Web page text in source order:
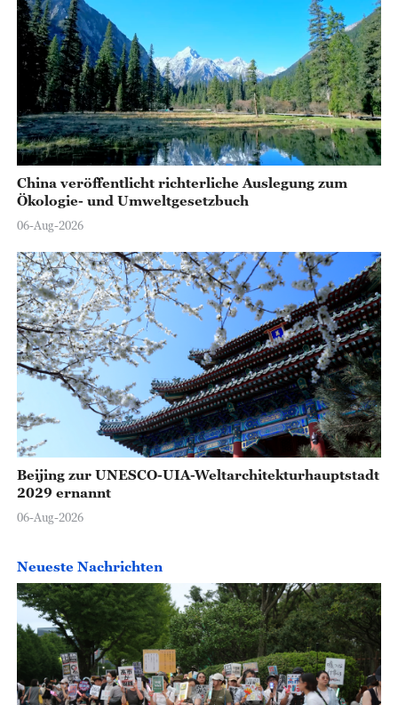
China veröffentlicht richterliche Auslegung zum
Ökologie- und Umweltgesetzbuch
06-Aug-2026
Beijing zur UNESCO-UIA-Weltarchitekturhauptstadt
2029 ernannt
06-Aug-2026
Neueste Nachrichten